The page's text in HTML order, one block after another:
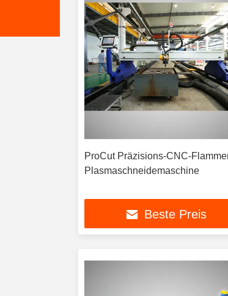
ProCut Präzisions-CNC-
Plasmaschneidemaschine
Beste Preis